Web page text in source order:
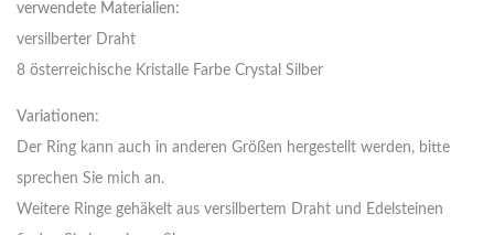
verwendete Materialien:
versilberter Draht
8 österreichische Kristalle Farbe Crystal Silber
Variationen:
Der Ring kann auch in anderen Größen hergestellt werden, bitte
sprechen Sie mich an.
Weitere Ringe gehäkelt aus versilbertem Draht und Edelsteinen